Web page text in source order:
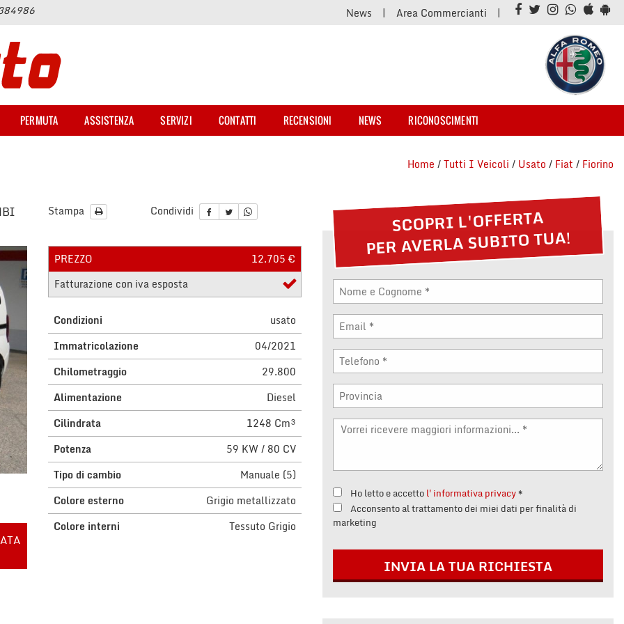
News Area Commercianti
PERMUTA ASSISTENZA SERVIZI CONTATTI RECENSIONI NEWS RICONOSCIMENTI
Home /Tutti I Veicoli / Usato / Fiat / Fiorino
Stampa Condividi
PREZZO
12.705 €
Fatturazione con iva esposta
Condizioni
usato
Immatricolazione
04/2021
Chilometraggio
29.800
Alimentazione
Diesel
Cilindrata
1248 Cm³
Potenza
59 KW / 80 CV
Tipo di cambio
Manuale (5)
Colore esterno
Grigio metallizzato
Colore interni
Tessuto Grigio
SCOPRI L'OFFERTA
PER AVERLA SUBITO TUA!
Ho letto e accettol'informativa privacy*
Acconsento al trattamento dei miei dati per finalità di
marketing
INVIA LA TUA RICHIESTA